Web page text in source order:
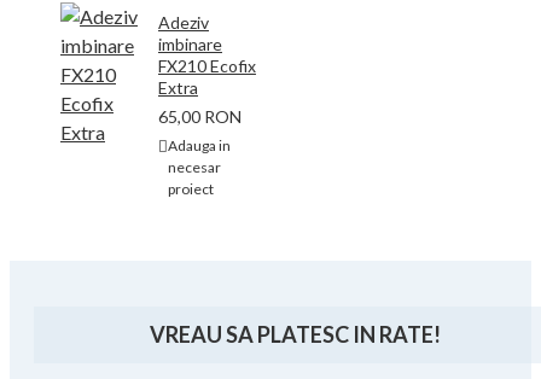
Adeziv
imbinare
FX210 Ecofix
Extra
65,00 RON
Adauga in
necesar
proiect
VREAU SA PLATESC IN RATE!